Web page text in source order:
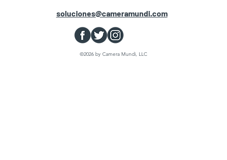
soluciones@cameramundi.com
©2026 by Camera Mundi, LLC